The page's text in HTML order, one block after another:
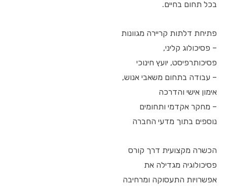
בכל תחום בחיים.
פתיחת דלתות קריירה מגוונות
– פסיכולוג קליני,
פסיכותרפיסט, יועץ חינוכי
– עבודה בתחום משאבי אנוש,
אימון אישי והדרכה
– מחקר אקדמי ותחומים
נוספים בתוך מדעי החברה
הכשרה מקצועית דרך קורס
פסיכולוגיה מגדילה את
אפשרויות התעסוקה ומרחיבה